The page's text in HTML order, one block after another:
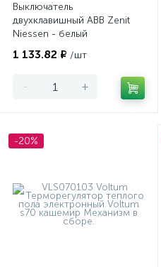
Выключатель
двухклавишный ABB Zenit
Niessen - белый
1 133.82 ₽ /шт
- +
-20%